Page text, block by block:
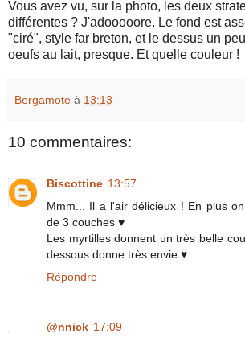
Vous avez vu, sur la photo, les deux
différentes ? J'adooooore. Le fond est
"ciré", style far breton, et le dessus un
oeufs au lait, presque. Et quelle couleur !
Bergamote à 13:13
10 commentaires:
Biscottine 13:57
Mmm... Il a l'air délicieux ! En plus
de 3 couches ♥
Les myrtilles donnent un très belle
dessous donne très envie ♥
Répondre
@nnick 17:09